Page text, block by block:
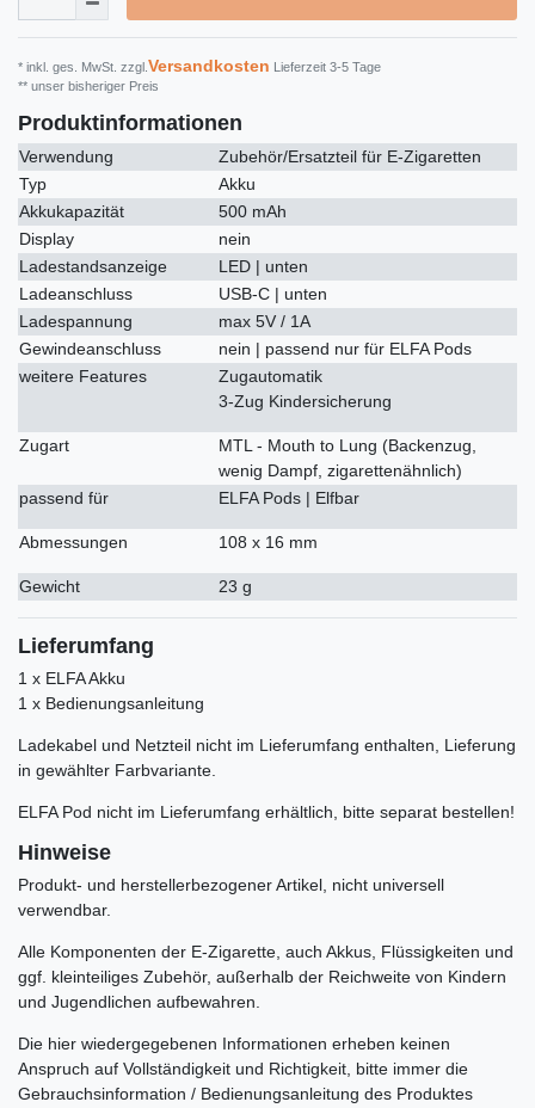
* inkl. ges. MwSt. zzgl. Versandkosten Lieferzeit 3-5 Tage
** unser bisheriger Preis
Produktinformationen
Verwendung
Zubehör/Ersatzteil für E-Zigaretten
Typ
Akku
Akkukapazität
500 mAh
Display
nein
Ladestandsanzeige
LED | unten
Ladeanschluss
USB-C | unten
Ladespannung
max 5V / 1A
Gewindeanschluss
nein | passend nur für ELFA Pods
weitere Features
Zugautomatik
3-Zug Kindersicherung
Zugart
MTL - Mouth to Lung (Backenzug,
wenig Dampf, zigarettenähnlich)
passend für
ELFA Pods | Elfbar
Abmessungen 108 x 16 mm
Gewicht 23 g
Lieferumfang
1 x ELFA Akku
1 x Bedienungsanleitung
Ladekabel und Netzteil nicht im Lieferumfang enthalten, Lieferung
in gewählter Farbvariante.
ELFA Pod nicht im Lieferumfang erhältlich, bitte separat bestellen!
Hinweise
Produkt- und herstellerbezogener Artikel, nicht universell
verwendbar.
Alle Komponenten der E-Zigarette, auch Akkus, Flüssigkeiten und
ggf. kleinteiliges Zubehör, außerhalb der Reichweite von Kindern
und Jugendlichen aufbewahren.
Die hier wiedergegebenen Informationen erheben keinen
Anspruch auf Vollständigkeit und Richtigkeit, bitte immer die
Gebrauchsinformation / Bedienungsanleitung des Produktes